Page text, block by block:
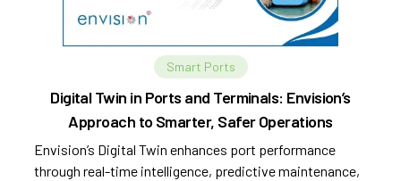
Smart Ports
Digital Twin in Ports and Terminals: Envision’s
Approach to Smarter, Safer Operations
Envision’s Digital Twin enhances port performance
through real-time intelligence, predictive maintenance,